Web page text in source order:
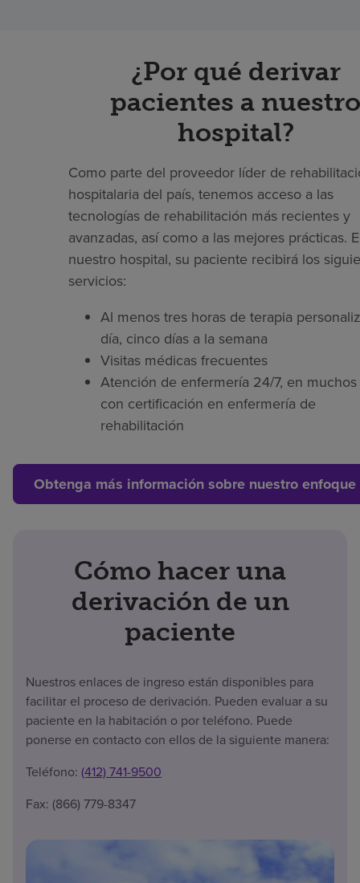
¿Por qué derivar
pacientes a nuestro
hospital?
Como parte del proveedor líder de
hospitalaria del país, tenemos acceso a las
tecnologías de rehabilitación más recientes y
avanzadas, así como a las mejores prácticas.
nuestro hospital, su paciente recibirá los
servicios:
Al menos tres horas de terapia
día, cinco días a la semana
Visitas médicas frecuentes
Atención de enfermería 24/7, en muchos
con certificación en enfermería de
rehabilitación
Obtenga más información sobre nuestro
Cómo hacer una
derivación de un
paciente
Nuestros enlaces de ingreso están disponibles para
facilitar el proceso de derivación. Pueden evaluar a su
paciente en la habitación o por teléfono. Puede
ponerse en contacto con ellos de la siguiente manera:
Teléfono: (412) 741-9500
Fax: (866) 779-8347